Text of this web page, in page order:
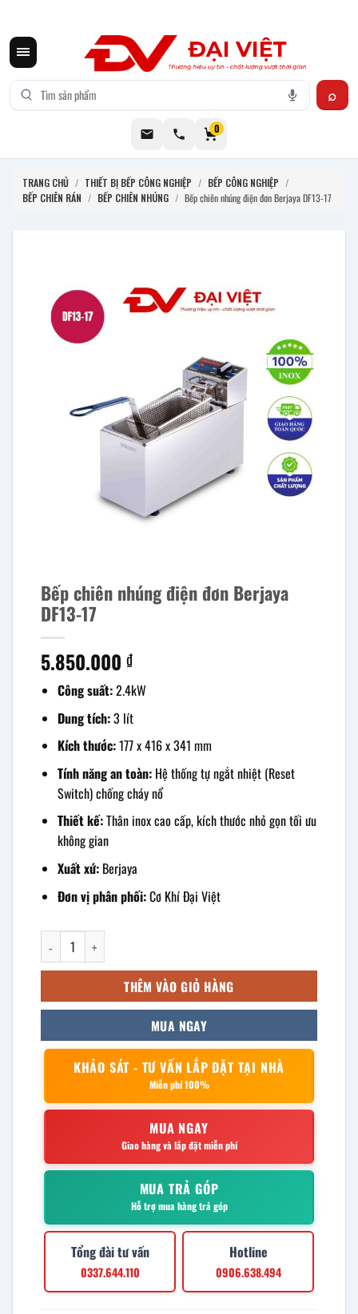
0
TRANG CHỦ / THIẾT BỊ BẾP CÔNG NGHIỆP / BẾP CÔNG NGHIỆP /
BẾP CHIÊN RÁN / BẾP CHIÊN NHÚNG / Bếp chiên nhúng điện đơn Berjaya DF13-17
Bếp chiên nhúng điện đơn Berjaya
DF13-17
5.850.000 ₫
Công suất:2.4kW
Dung tích:3 lít
Kích thước:177 x 416 x 341 mm
Tính năng an toàn:Hệ thống tự ngắt nhiệt (Reset
Switch) chống cháy nổ
Thiết kế:Thân inox cao cấp, kích thước nhỏ gọn tối ưu
không gian
Xuất xứ:Berjaya
Đơn vị phân phối:Cơ Khí Đại Việt
Bếp chiên nhúng điện đơn Berjaya DF13-17 số lượng
THÊM VÀO GIỎ HÀNG
MUA NGAY
KHẢO SÁT - TƯ VẤN LẮP ĐẶT TẠI NHÀ
Miễn phí 100%
MUA NGAY
Giao hàng và lắp đặt miễn phí
MUA TRẢ GÓP
Hỗ trợ mua hàng trả góp
Tổng đài tư vấn
0337.644.110
Hotline
0906.638.494